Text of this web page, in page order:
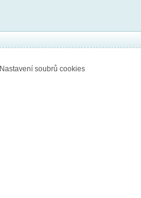
Nastavení soubrů cookies